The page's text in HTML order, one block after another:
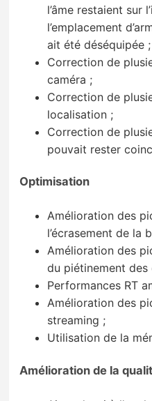
l’âme restaient sur
l’emplacement
ait été déséquipée ;
Correction de
caméra ;
Correction de
localisation ;
Correction de
pouvait rester
Optimisation
Amélioration des
l’écrasement de la
Amélioration des
du piétinement des
Performances RT
Amélioration des
streaming ;
Utilisation de la
Amélioration de la